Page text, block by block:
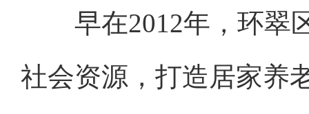
早在2012年，环翠
社会资源，打造居家养